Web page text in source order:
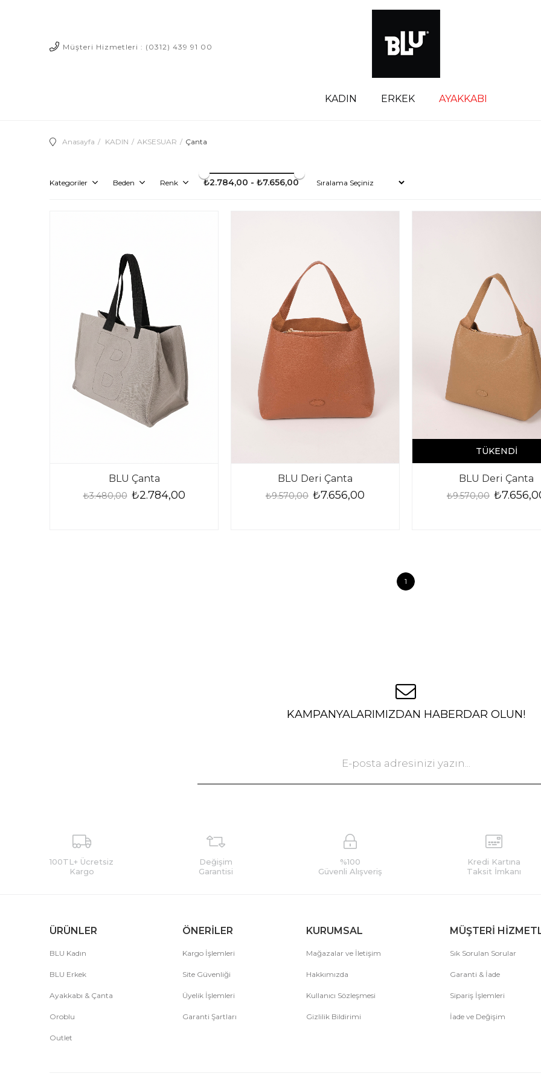
Müşteri Hizmetleri : (0312) 439 91 00
KADIN ERKEK AYAKKABI
Anasayfa KADIN AKSESUAR Çanta
Kategoriler Beden Renk ₺2.784,00 - ₺7.656,00
BLU Çanta
₺2.784,00
₺3.480,00
BLU Deri Çanta
₺7.656,00
₺9.570,00
TÜKENDI
BLU Deri Çanta
₺9.570,00
1
KAMPANYALARIMIZDAN HABERDAR OLUN!
100TL+ Ücretsiz
Kargo
Değişim
Garantisi
%100
Güvenli Alışveriş
Kredi Kartına
Taksit İmkanı
ÜRÜNLER
BLU Kadın
BLU Erkek
Ayakkabı & Çanta
Oroblu
Outlet
ÖNERİLER
Kargo İşlemleri
Site Güvenliği
Üyelik İşlemleri
Garanti Şartları
KURUMSAL
Mağazalar ve İletişim
Hakkımızda
Kullanıcı Sözleşmesi
Gizlilik Bildirimi
MÜŞTERİ
Sık Sorulan Sorular
Garanti & İade
Sipariş İşlemleri
İade ve Değişim